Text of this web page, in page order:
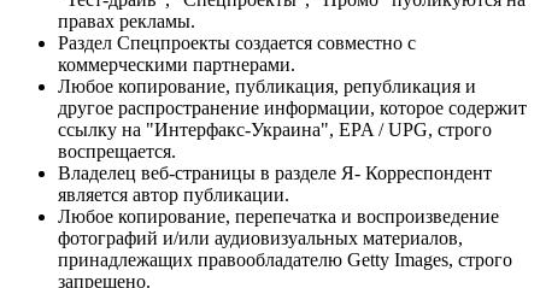
правах рекламы.
Раздел Спецпроекты создается совместно с
коммерческими партнерами.
Любое копирование, публикация, републикация и
другое распространение информации, которое содержит
ссылку на "Интерфакс-Украина", EPA / UPG, строго
воспрещается.
Владелец веб-страницы в разделе Я- Корреспондент
является автор публикации.
Любое копирование, перепечатка и воспроизведение
фотографий и/или аудиовизуальных материалов,
принадлежащих правообладателю Getty Images, строго
запрещено.